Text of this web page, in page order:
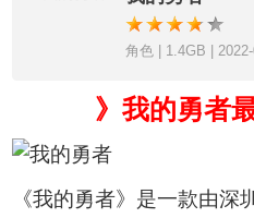
角色 | 1.4GB |
》我的勇者
《我的勇者》是一款由深